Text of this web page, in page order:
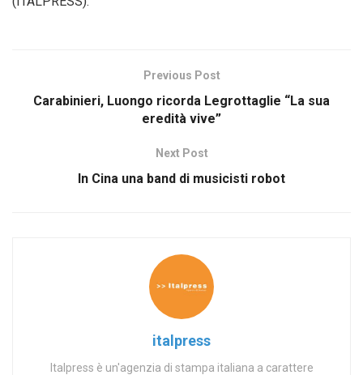
Previous Post
Carabinieri, Luongo ricorda Legrottaglie “La sua
eredità vive”
Next Post
In Cina una band di musicisti robot
italpress
Italpress è un'agenzia di stampa italiana a carattere